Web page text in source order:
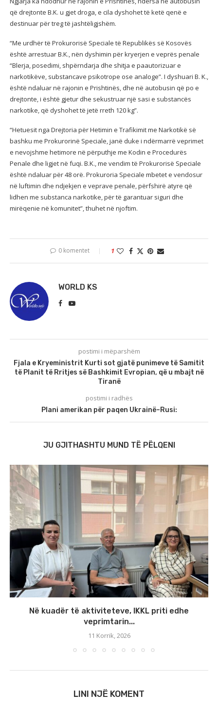
që drejtonte B.K. u gjet droga, e cila dyshohet të ketë qenë e
destinuar për treg të jashtëligjshëm.
“Me urdhër të Prokurorisë Speciale të Republikës së Kosovës
është arrestuar B.K., nën dyshimin për kryerjen e veprës penale
“Blerja, posedimi, shpërndarja dhe shitja e paautorizuar e
narkotikëve, substancave psikotrope ose analoge”. I dyshuari B. K.,
është ndaluar në rajonin e Prishtinës, dhe në autobusin që po e
drejtonte, i është gjetur dhe sekustruar një sasi e substancës
narkotike, që dyshohet të jetë rreth 120 kg”.
“Hetuesit nga Drejtoria për Hetimin e Trafikimit me Narkotikë së
bashku me Prokurorinë Speciale, janë duke i ndërmarrë veprimet
e nevojshme hetimore në përputhje me Kodin e Procedurës
Penale dhe ligjet në fuqi. B.K., me vendim të Prokurorisë Speciale
është ndaluar për 48 orë. Prokuroria Speciale mbetet e vendosur
në luftimin dhe ndjekjen e veprave penale, përfshirë atyre që
lidhen me substanca narkotike, për të garantuar siguri dhe
mirëqenie në komunitet”, thuhet në njoftim.
0 komentet 1
WORLD KS
postimi i mëparshëm
Fjala e Kryeministrit Kurti sot gjatë punimeve të Samitit
të Planit të Rritjes së Bashkimit Evropian, që u mbajt në
Tiranë
postimi i radhës
Plani amerikan për paqen Ukrainë–Rusi:
JU GJITHASHTU MUND TË PËLQENI
Në kuadër të aktiviteteve, IKKL priti edhe
veprimtarin...
11 Korrik, 2026
LINI NJË KOMENT